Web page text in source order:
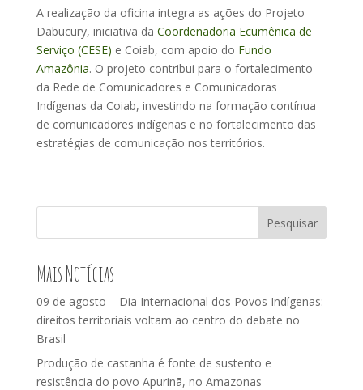
A realização da oficina integra as ações do Projeto
Dabucury, iniciativa da Coordenadoria Ecumênica de
Serviço (CESE) e Coiab, com apoio do Fundo
Amazônia. O projeto contribui para o fortalecimento
da Rede de Comunicadores e Comunicadoras
Indígenas da Coiab, investindo na formação contínua
de comunicadores indígenas e no fortalecimento das
estratégias de comunicação nos territórios.
Pesquisar
Mais Notícias
09 de agosto – Dia Internacional dos Povos Indígenas:
direitos territoriais voltam ao centro do debate no
Brasil
Produção de castanha é fonte de sustento e
resistência do povo Apurinã, no Amazonas